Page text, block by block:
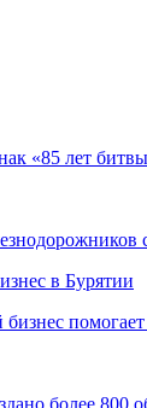
«85 лет
в Бурятии
более 800